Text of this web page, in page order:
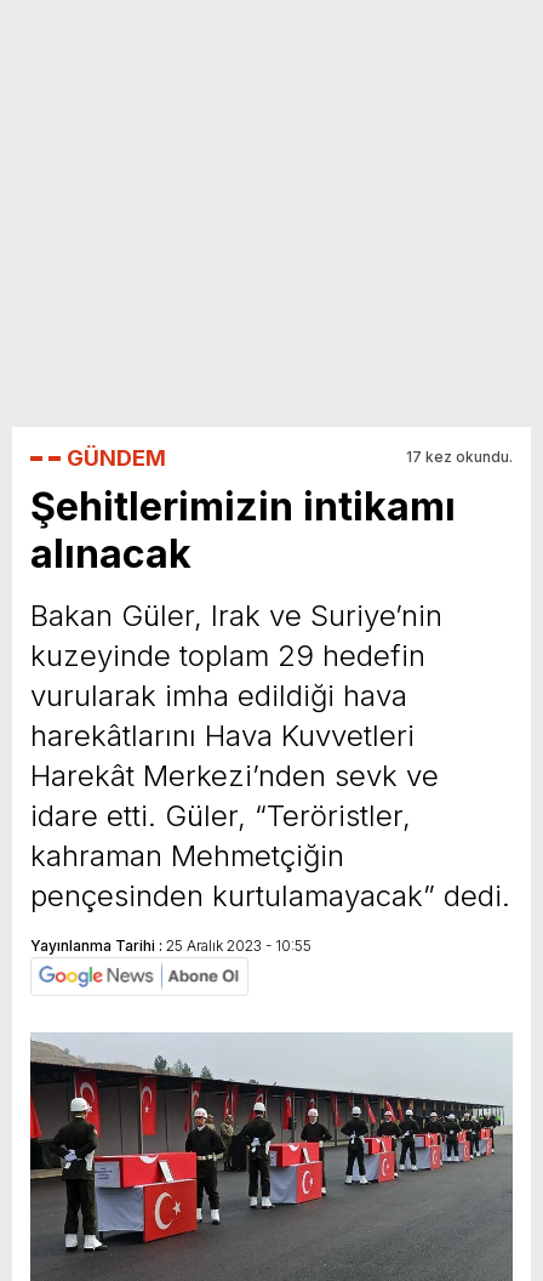
GÜNDEM 17 kez okundu.
Şehitlerimizin intikamı
alınacak
Bakan Güler, Irak ve Suriye’nin
kuzeyinde toplam 29 hedefin
vurularak imha edildiği hava
harekâtlarını Hava Kuvvetleri
Harekât Merkezi’nden sevk ve
idare etti. Güler, “Teröristler,
kahraman Mehmetçiğin
pençesinden kurtulamayacak” dedi.
Yayınlanma Tarihi : 25 Aralık 2023 - 10:55